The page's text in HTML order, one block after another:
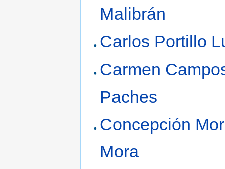
Malibrán
Carlos Portillo
Carmen
Paches
Concepción
Mora